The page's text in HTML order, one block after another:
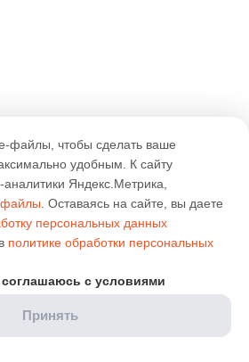
файлы, чтобы сделать ваше
удобным. К cайту
Яндекс.Метрика,
. Оставаясь на сайте, вы даете
персональных данных
политике обработки персональных
с условиями
Принять